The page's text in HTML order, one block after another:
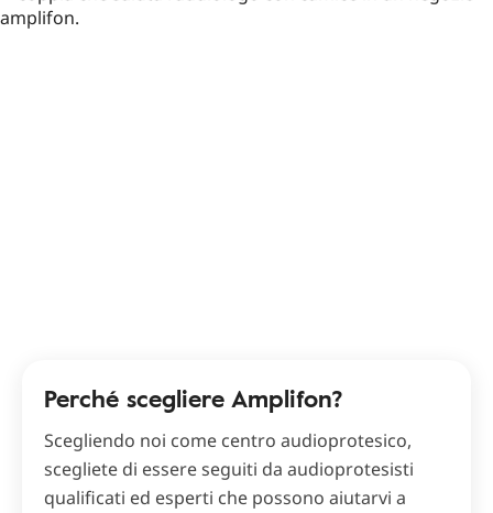
Perché scegliere Amplifon?
Scegliendo noi come centro audioprotesico,
scegliete di essere seguiti da audioprotesisti
qualificati ed esperti che possono aiutarvi a